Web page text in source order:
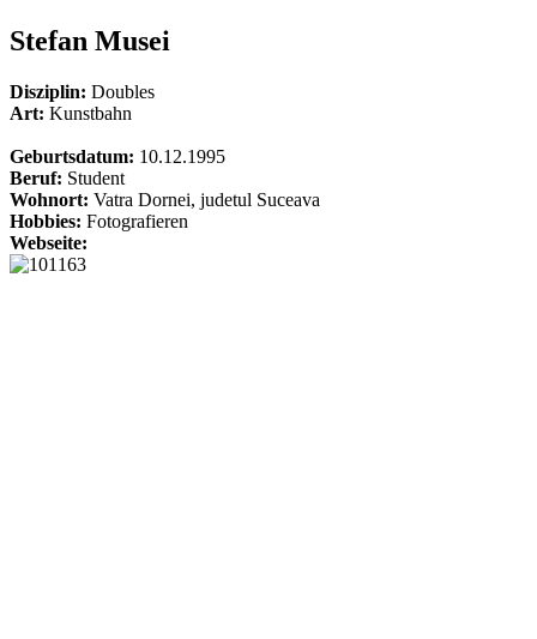
Stefan Musei
Disziplin: Doubles
Art: Kunstbahn
Geburtsdatum: 10.12.1995
Beruf: Student
Wohnort: Vatra Dornei, judetul Suceava
Hobbies: Fotografieren
Webseite: